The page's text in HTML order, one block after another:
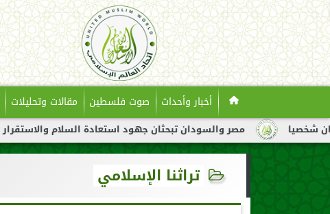
أخبار وأحداث صوت فلسطين مقالات وتحليلات
مصر والسودان تبحثان جهود استعادة السلام والاستقرار في السودان
تراثنا الإسلامي